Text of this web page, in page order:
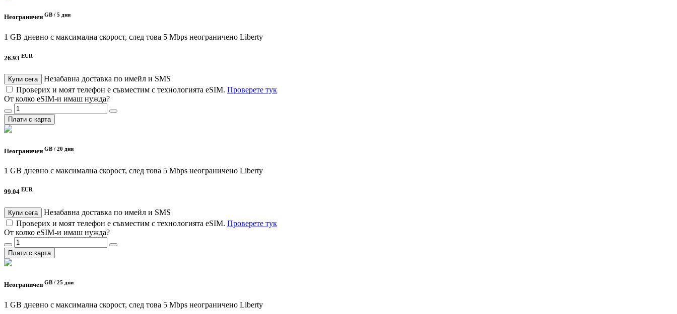
Неограничен GB / 5 дни
1 GB дневно с максимална скорост, след това 5 Mbps неограничено Liberty
26.93 EUR
Купи сега
Незабавна доставка по имейл и SMS
Проверих и моят телефон е съвместим с технологията eSIM. Проверете тук
От колко eSIM-и имаш нужда?
Плати с карта
Неограничен GB / 20 дни
1 GB дневно с максимална скорост, след това 5 Mbps неограничено Liberty
99.04 EUR
Купи сега
Незабавна доставка по имейл и SMS
Проверих и моят телефон е съвместим с технологията eSIM. Проверете тук
От колко eSIM-и имаш нужда?
Плати с карта
Неограничен GB / 25 дни
1 GB дневно с максимална скорост, след това 5 Mbps неограничено Liberty